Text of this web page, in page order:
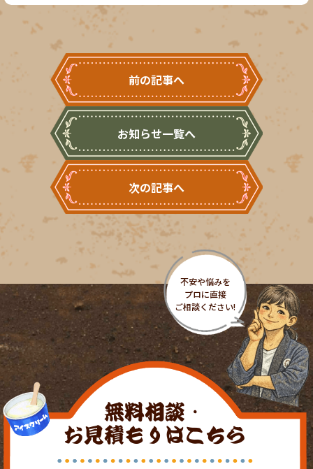
前の記事へ
お知らせ一覧へ
次の記事へ
無料相談・
お見積もりはこちら